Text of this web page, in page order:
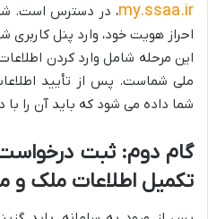
my.ssaa.ir، در دسترس است.
احراز هویت خود، وارد پنل کاربری
این مرحله شامل وارد کردن
ملی شماست. پس از تأیید
شما داده می شود که باید آن را
گام دوم: ثبت
تکمیل اطلاعات ملک و